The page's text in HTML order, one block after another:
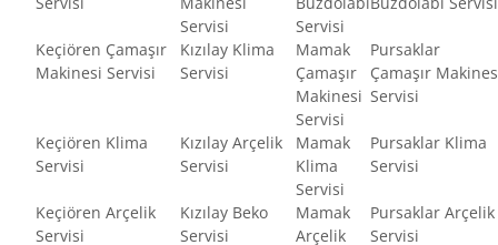
Servisi
Servisi
Keçiören Çamaşır
Makinesi Servisi
Kızılay Klima
Servisi
Mamak
Çamaşır
Makinesi
Servisi
Pursaklar
Çamaşır
Servisi
Keçiören Klima
Servisi
Kızılay Arçelik
Servisi
Mamak
Klima
Servisi
Pursaklar Klima
Servisi
Keçiören Arçelik
Servisi
Kızılay Beko
Servisi
Mamak
Arçelik
Pursaklar Arçelik
Servisi